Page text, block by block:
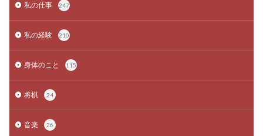
私の仕事 247
私の経験 210
身体のこと 115
将棋 24
音楽 26